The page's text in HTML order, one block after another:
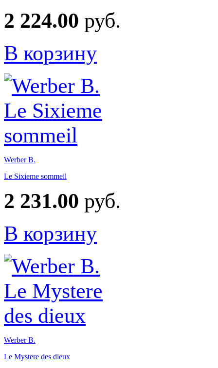
2 224.00 руб.
В корзину
Werber B.
Le Sixieme sommeil
2 231.00 руб.
В корзину
Werber B.
Le Mystere des dieux